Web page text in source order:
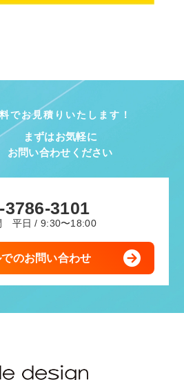
でお見積りいたします！
まずはお気軽に
お問い合わせください
3786-3101
平日 / 9:30〜18:00
でのお問い合わせ